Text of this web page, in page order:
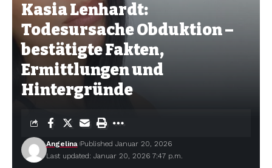
Kasia Lenhardt:
Todesursache Obduktion –
bestätigte Fakten,
Ermittlungen und
Hintergründe
Last updated: Januar 20, 2026 7:47 p.m.
Angelina Published Januar 20, 2026